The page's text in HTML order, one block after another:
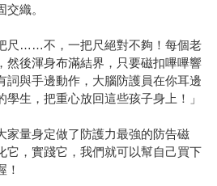
織。
尺……不，一把尺絕對不夠！每個老
然後渾身布滿結界，只要磁扣嗶嗶響
詞與手邊動作，大腦防護員在你耳邊
生，把重心放回這些孩子身上！」
家量身定做了防護力最強的防告磁
它，實踐它，我們就可以幫自己買下
！